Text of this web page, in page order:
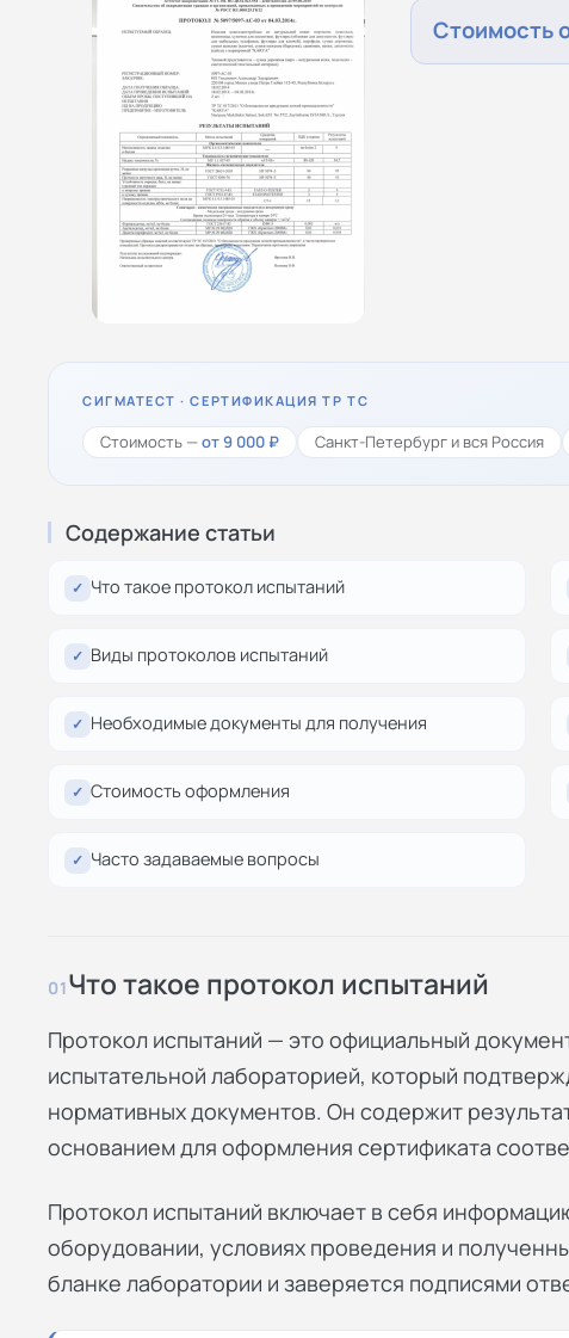
Стоимость
СИГМАТЕСТ · СЕРТИФИКАЦИЯ ТР ТС
Стоимость —от 9 000 ₽ Санкт-Петербург и вся Россия
Содержание статьи
✓ Что такое протокол испытаний
✓ Виды протоколов испытаний
✓ Необходимые документы для получения
✓ Стоимость оформления
✓ Часто задаваемые вопросы
01Что такое протокол испытаний
Протокол испытаний — это официальный
испытательной лабораторией, который
нормативных документов. Он содержит
основанием для оформления сертификата
Протокол испытаний включает в себя
оборудовании, условиях проведения и
бланке лаборатории и заверяется подписями